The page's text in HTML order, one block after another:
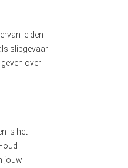
leiden
slipgevaar
over
is het
jouw